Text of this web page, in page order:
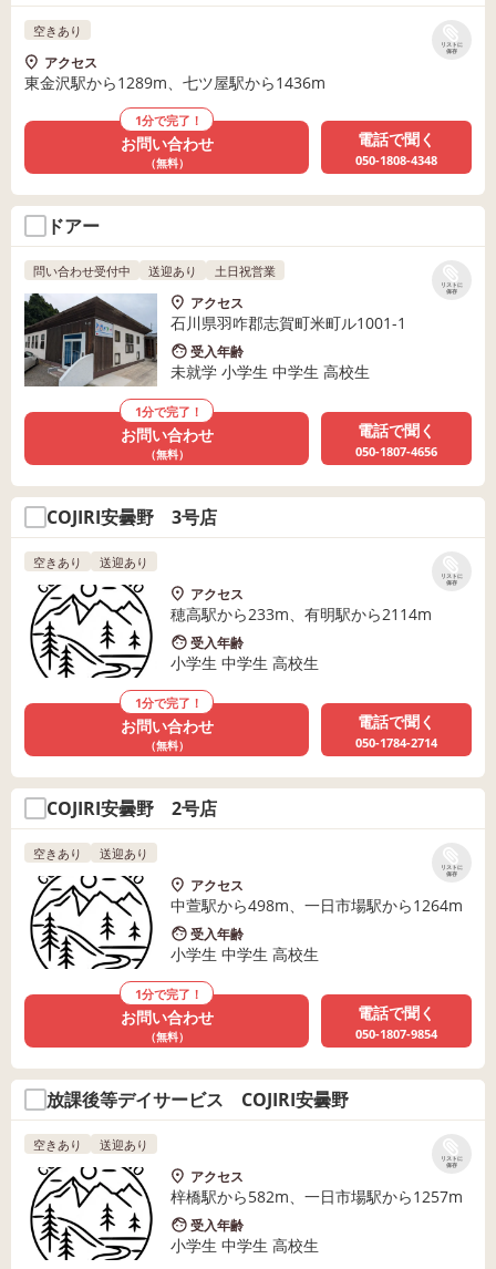
リストに
保存
空きあり
アクセス
東金沢駅から1289m、七ツ屋駅から1436m
1分で完了！
お問い合わせ
（無料）
電話で聞く
050-1808-4348
ドアー
リストに
保存
問い合わせ受付中 送迎あり 土日祝営業
アクセス
石川県羽咋郡志賀町米町ル1001-1
受入年齢
未就学 小学生 中学生 高校生
1分で完了！
お問い合わせ
（無料）
電話で聞く
050-1807-4656
COJIRI安曇野 3号店
リストに
保存
空きあり 送迎あり
アクセス
穂高駅から233m、有明駅から2114m
受入年齢
小学生 中学生 高校生
1分で完了！
お問い合わせ
（無料）
電話で聞く
050-1784-2714
COJIRI安曇野 2号店
リストに
保存
空きあり 送迎あり
アクセス
中萱駅から498m、一日市場駅から1264m
受入年齢
小学生 中学生 高校生
1分で完了！
お問い合わせ
（無料）
電話で聞く
050-1807-9854
放課後等デイサービス COJIRI安曇野
リストに
保存
空きあり 送迎あり
アクセス
梓橋駅から582m、一日市場駅から1257m
受入年齢
小学生 中学生 高校生